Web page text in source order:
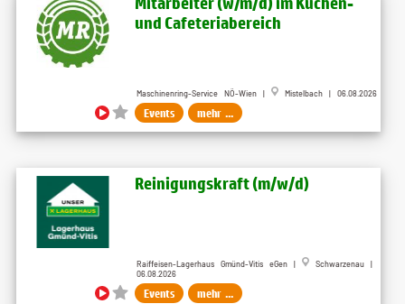
und Cafeteriabereich
Maschinenring-Service NÖ-Wien | Mistelbach | 06.08.2026
Events mehr ...
Reinigungskraft (m/w/d)
Raiffeisen-Lagerhaus Gmünd-Vitis eGen |
Schwarzenau |
06.08.2026
Events mehr ...